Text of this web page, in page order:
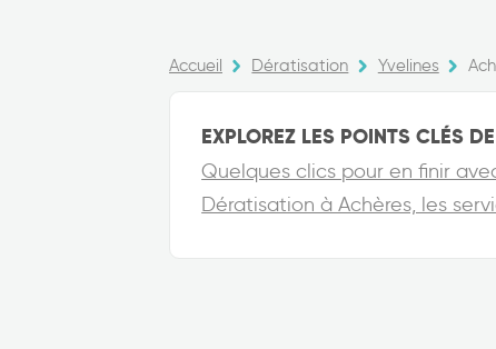
Accueil Dératisation Yvelines
EXPLOREZ LES POINTS CLÉS DE
Quelques clics pour en finir
Dératisation à Achères, les